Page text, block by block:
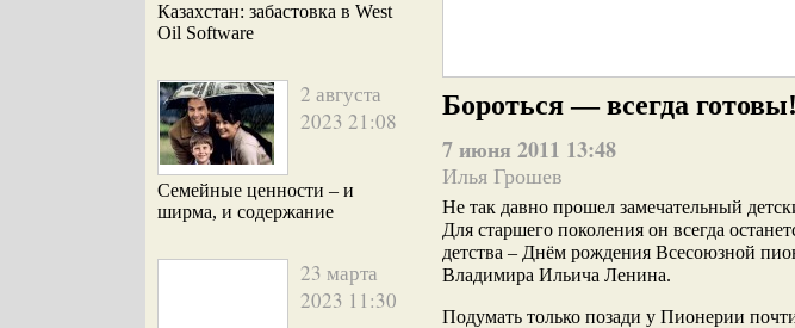
Казахстан: забастовка в West
Oil Software
2 августа
2023 21:08
Семейные ценности – и
ширма, и содержание
23 марта
2023 11:30
Бороться — всегда готовы!
7 июня 2011 13:48
Илья Грошев
Не так давно прошел замечательный
Для старшего поколения он всегда
детства – Днём рождения Всесоюзной
Владимира Ильича Ленина.
Подумать только позади у Пионерии